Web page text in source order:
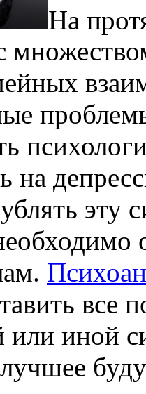
На
с
на
эту
все
или иной